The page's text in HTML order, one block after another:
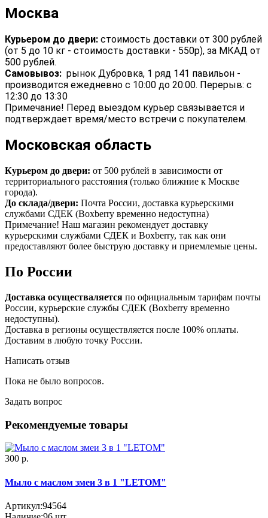
Москва
Курьером до двери: стоимость доставки от 300 рублей
(от 5 до 10 кг - стоимость доставки - 550р), за МКАД от
500 рублей.
Самовывоз: рынок Дубровка, 1 ряд 141 павильон -
производится ежедневно с 10:00 до 20:00. Перерыв: с
12:30 до 13:30
Примечание! Перед выездом курьер связывается и
подтверждает время/место встречи с покупателем.
Московская область
Курьером до двери: от 500 рублей в зависимости от
территориального расстояния (только ближние к Москве
города).
До склада/двери: Почта России, доставка курьерскими
службами СДЕК (Boxberry временно недоступна)
Примечание! Наш магазин рекомендует доставку
курьерскими службами СДЕК и Boxberry, так как они
предоставляют более быструю доставку и приемлемые цены.
По России
Доставка осуществаляется по официальным тарифам почты
России, курьерские службы СДЕК (Boxberry временно
недоступны).
Доставка в регионы осуществляется после 100% оплаты.
Доставим в любую точку России.
Написать отзыв
Пока не было вопросов.
Задать вопрос
Рекомендуемые товары
300 р.
Мыло с маслом змеи 3 в 1 "LETOM"
Артикул:94564